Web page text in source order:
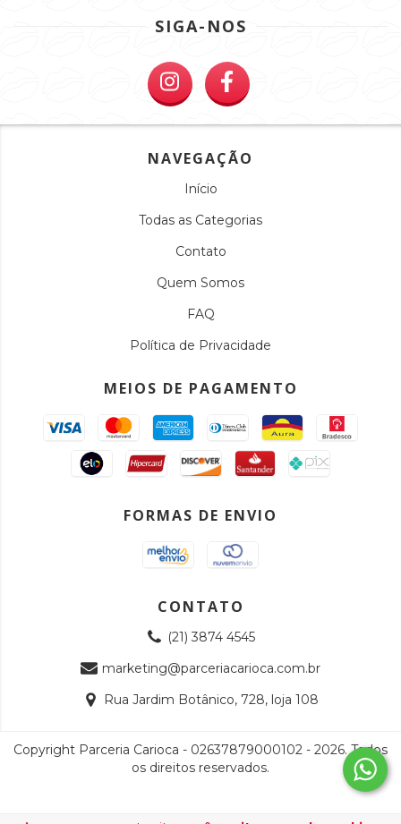
SIGA-NOS
NAVEGAÇÃO
Início
Todas as Categorias
Contato
Quem Somos
FAQ
Política de Privacidade
MEIOS DE PAGAMENTO
FORMAS DE ENVIO
CONTATO
(21) 3874 4545
marketing@parceriacarioca.com.br
Rua Jardim Botânico, 728, loja 108
Copyright Parceria Carioca - 02637879000102 - 2026. Todos
os direitos reservados.